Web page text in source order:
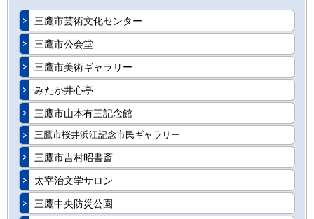
三鷹市芸術文化センター
三鷹市公会堂
三鷹市美術ギャラリー
みたか井心亭
三鷹市山本有三記念館
三鷹市桜井浜江記念市民ギャラリー
三鷹市吉村昭書斎
太宰治文学サロン
三鷹中央防災公園